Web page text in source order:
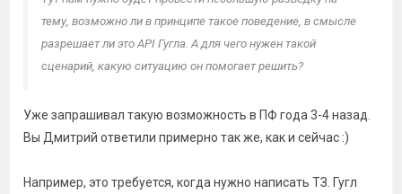
тему, возможно ли в принципе такое поведение, в смысле
разрешает ли это API Гугла. А для чего нужен такой
сценарий, какую ситуацию он помогает решить?
Уже запрашивал такую возможность в ПФ года 3-4 назад.
Вы Дмитрий ответили примерно так же, как и сейчас :)
Например, это требуется, когда нужно написать ТЗ. Гугл